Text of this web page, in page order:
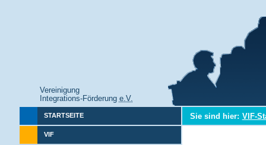
Vereinigung
Integrations-Förderung e.V.
STARTSEITE
VIF
Sie sind hier: VIF-